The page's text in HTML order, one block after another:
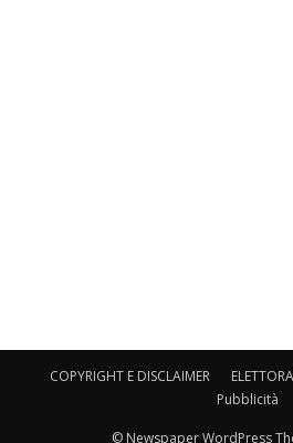
COPYRIGHT E DISCLAIMER
Pubblicità
© Newspaper WordPress